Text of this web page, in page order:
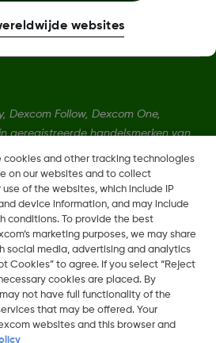
Dexcom Follow, Dexcom One,
geregistreerde handelsmerken van
Staten en kunnen eveneens in
zijn.
rechten voorbehouden.
cookies and other tracking technologies
on our websites and to collect
of the websites, which include IP
device information, and may include
conditions. To provide the best
marketing purposes, we may share
social media, advertising and analytics
Cookies” to agree. If you select “Reject
cookies are placed. By
not have full functionality of the
that may be offered. Your
websites and this browser and
websites